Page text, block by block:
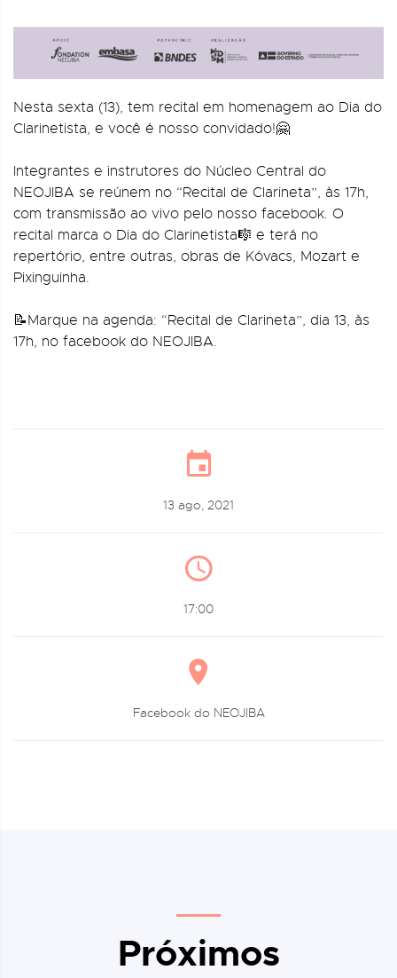
Nesta sexta (13), tem recital em homenagem ao Dia do
Clarinetista, e você é nosso convidado!🤗
Integrantes e instrutores do Núcleo Central do
NEOJIBA se reúnem no “Recital de Clarineta”, às 17h,
com transmissão ao vivo pelo nosso facebook. O
recital marca o Dia do Clarinetista🎼 e terá no
repertório, entre outras, obras de Kóvacs, Mozart e
Pixinguinha.
📝Marque na agenda: “Recital de Clarineta”, dia 13, às
17h, no facebook do NEOJIBA.
13 ago, 2021
17:00
Facebook do NEOJIBA
Próximos